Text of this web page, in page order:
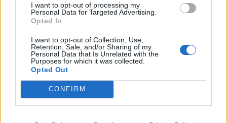
I want to opt-out of processing my
Personal Data for Targeted Advertising.
Opted In
I want to opt-out of Collection, Use,
Retention, Sale, and/or Sharing of my
Personal Data that Is Unrelated with the
Purposes for which it was collected.
Opted Out
CONFIRM